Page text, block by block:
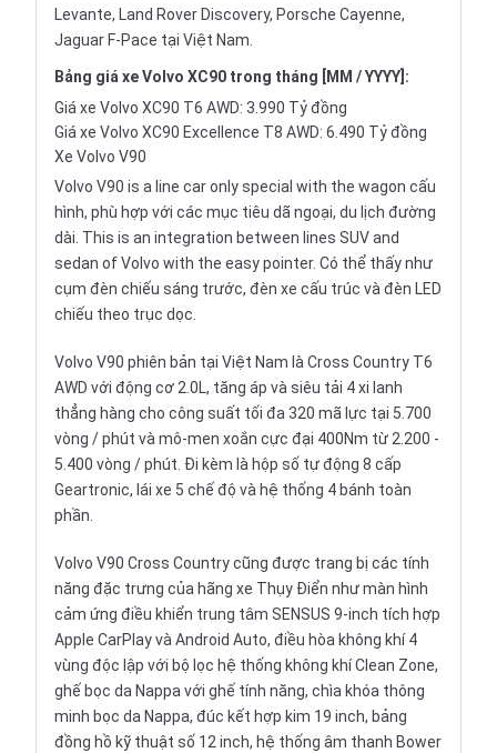
Levante, Land Rover Discovery, Porsche Cayenne,
Jaguar F-Pace tại Việt Nam.
Bảng giá xe Volvo XC90 trong tháng [MM / YYYY]:
Giá xe Volvo XC90 T6 AWD: 3.990 Tỷ đồng
Giá xe Volvo XC90 Excellence T8 AWD: 6.490 Tỷ đồng
Xe Volvo V90
Volvo V90 is a line car only special with the wagon cấu
hình, phù hợp với các mục tiêu dã ngoại, du lịch đường
dài. This is an integration between lines SUV and
sedan of Volvo with the easy pointer. Có thể thấy như
cụm đèn chiếu sáng trước, đèn xe cấu trúc và đèn LED
chiếu theo trục dọc.
Volvo V90 phiên bản tại Việt Nam là Cross Country T6
AWD với động cơ 2.0L, tăng áp và siêu tải 4 xi lanh
thẳng hàng cho công suất tối đa 320 mã lực tại 5.700
vòng / phút và mô-men xoắn cực đại 400Nm từ 2.200 -
5.400 vòng / phút. Đi kèm là hộp số tự động 8 cấp
Geartronic, lái xe 5 chế độ và hệ thống 4 bánh toàn
phần.
Volvo V90 Cross Country cũng được trang bị các tính
năng đặc trưng của hãng xe Thụy Điển như màn hình
cảm ứng điều khiển trung tâm SENSUS 9-inch tích hợp
Apple CarPlay và Android Auto, điều hòa không khí 4
vùng độc lập với bộ lọc hệ thống không khí Clean Zone,
ghế bọc da Nappa với ghế tính năng, chìa khóa thông
minh bọc da Nappa, đúc kết hợp kim 19 inch, bảng
đồng hồ kỹ thuật số 12 inch, hệ thống âm thanh Bower